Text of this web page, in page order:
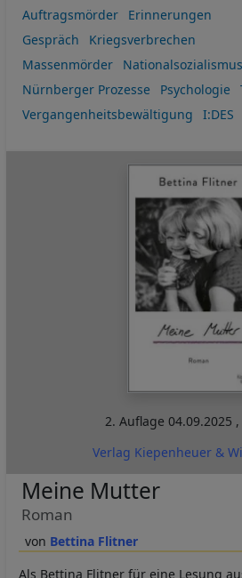
Auftragsmörder
Erinnerungen
Gespräch
Kriegsverbrechen
Massenmörder
Nationalsozialismus
Nürnberger Prozesse
Psychologie
Vergangenheitsbewältigung
I:DES
2. Auflage04.09.2025 ,
Verlag Kiepenheuer &
Bettina Flitner
Meine Mutter
Roman
Als Bettina Flitner für eine Lesung